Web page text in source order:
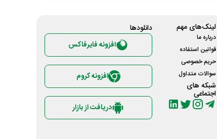
لینک‌های مهم
درباره ما
قوانین استفاده
حریم خصوصی
سوالات متداول
شبکه های
اجتماعی
دانلود‌ها
افزونه فایرفاکس
افزونه کروم
دریافت از بازار